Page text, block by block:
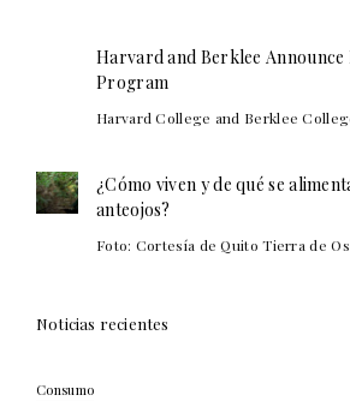
Harvard and Berklee Announce
Program
Harvard College and Berklee
¿Cómo viven y de qué se
anteojos?
Foto: Cortesía de Quito Tierra de
Noticias recientes
Consumo